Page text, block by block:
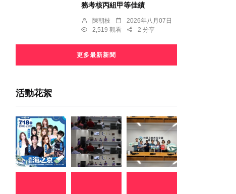
務考核丙組甲等佳績
陳朝枝
2026年八月07日
2,519 觀看
2 分享
更多最新新聞
活動花絮